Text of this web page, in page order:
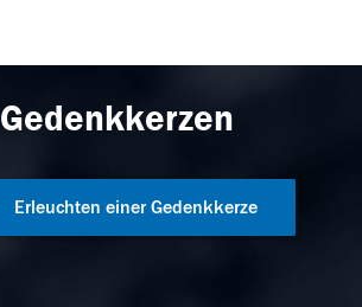
Gedenkkerzen
Erleuchten einer Gedenkkerze